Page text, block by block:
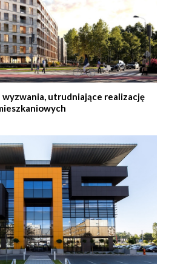
wyzwania, utrudniające realizację